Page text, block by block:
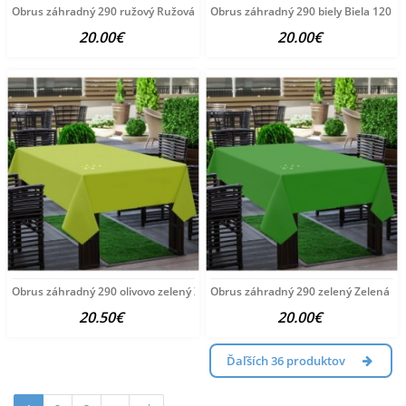
Obrus záhradný 290 ružový Ružová 120 x 160 cm
20.00€
Obrus záhradný 290 biely Biela 120 x
20.00€
Obrus záhradný 290 olivovo zelený Zelená 120 x 160 cm
20.50€
Obrus záhradný 290 zelený Zelená
20.00€
Ďaľších 36 produktov